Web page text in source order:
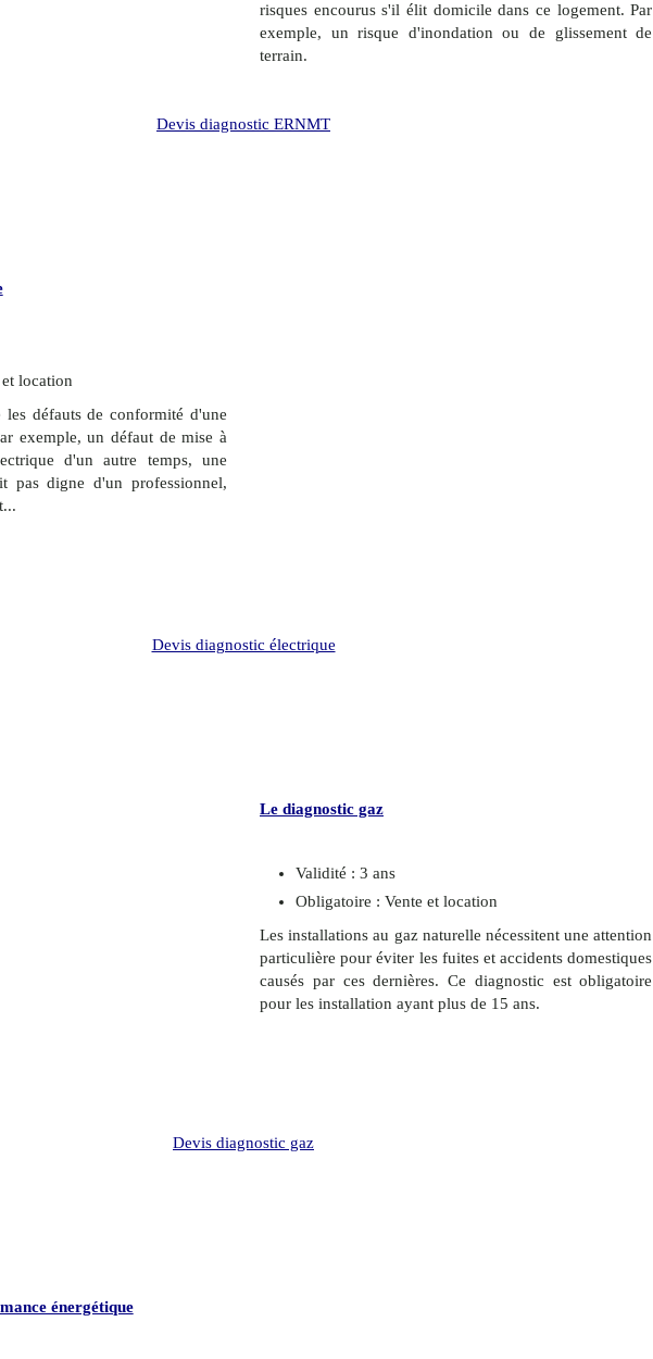
risques encourus s'il élit domicile dans ce logement. Par
exemple, un risque d'inondation ou de glissement de
terrain.
Devis diagnostic ERNMT
location
les défauts de conformité d'une
exemple, un défaut de mise à
d'un autre temps, une
pas digne d'un professionnel,
Devis diagnostic électrique
Le diagnostic gaz
Validité : 3 ans
Obligatoire : Vente et location
Les installations au gaz naturelle nécessitent une attention
particulière pour éviter les fuites et accidents domestiques
causés par ces dernières. Ce diagnostic est obligatoire
pour les installation ayant plus de 15 ans.
Devis diagnostic gaz
énergétique